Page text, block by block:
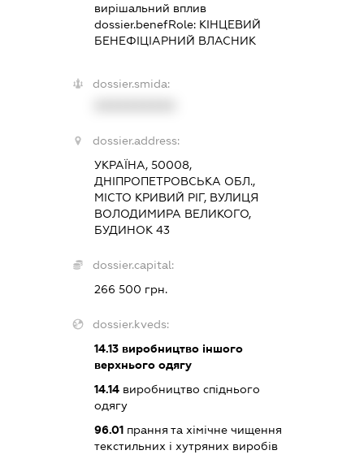
вирішальний вплив
dossier.benefRole: КІНЦЕВИЙ
БЕНЕФІЦІАРНИЙ ВЛАСНИК
dossier.smida:
dossier.address:
УКРАЇНА, 50008,
ДНІПРОПЕТРОВСЬКА ОБЛ.,
МІСТО КРИВИЙ РІГ, ВУЛИЦЯ
ВОЛОДИМИРА ВЕЛИКОГО,
БУДИНОК 43
dossier.capital:
266 500 грн.
dossier.kveds:
14.13виробництво іншого
верхнього одягу
14.14виробництво спіднього
одягу
96.01прання та хімічне чищення
текстильних і хутряних виробів